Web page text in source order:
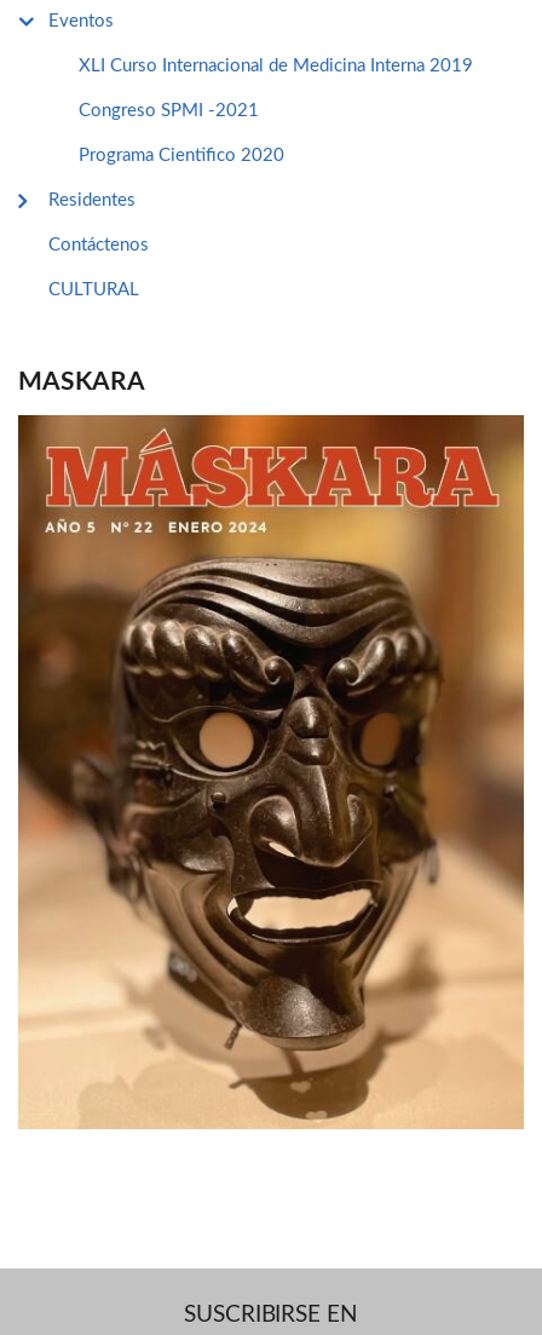
Eventos
XLI Curso Internacional de Medicina Interna 2019
Congreso SPMI -2021
Programa Cientifico 2020
Residentes
Contáctenos
CULTURAL
MASKARA
SUSCRIBIRSE EN